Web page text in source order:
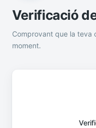
Verificació
Comprovant que la teva
moment.